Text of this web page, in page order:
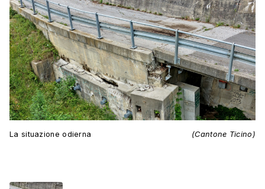
La situazione odierna (Cantone Ticino)